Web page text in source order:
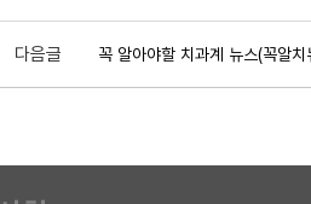
다음글 꼭 알아야할 치과계 뉴스(꼭알